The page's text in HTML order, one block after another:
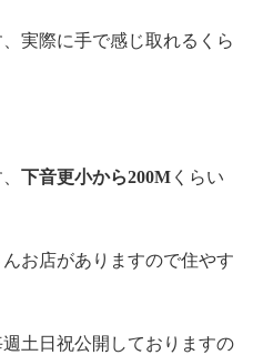
実際に手で感じ取れるくら
下音更小から200M くらい
お店がありますので住やす
土日祝公開しておりますの